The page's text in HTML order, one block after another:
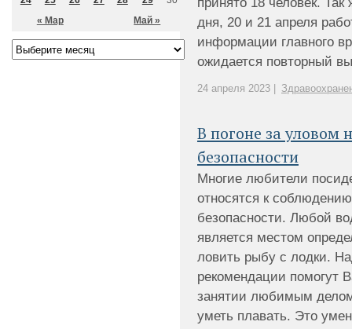
дня, 20 и 21 апреля
информации главного
ожидается повторный
24 апреля 2023 |
В погоне за уловом
безопасности
Многие любители
относятся к
безопасности. Любой
является местом
ловить рыбу с лодки.
рекомендации помогут
занятии любимым
уметь плавать. Это
« Мар Май »